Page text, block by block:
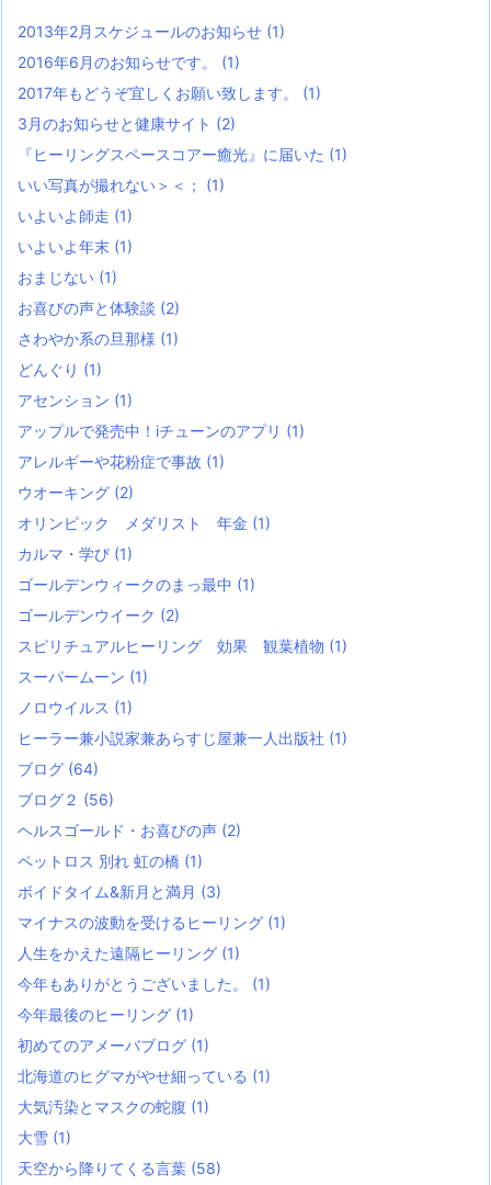
2013年2月スケジュールのお知らせ (1)
2016年6月のお知らせです。 (1)
2017年もどうぞ宜しくお願い致します。 (1)
3月のお知らせと健康サイト (2)
『ヒーリングスペースコアー癒光』に届いた (1)
いい写真が撮れない＞＜； (1)
いよいよ師走 (1)
いよいよ年末 (1)
おまじない (1)
お喜びの声と体験談 (2)
さわやか系の旦那様 (1)
どんぐり (1)
アセンション (1)
アップルで発売中！iチューンのアプリ (1)
アレルギーや花粉症で事故 (1)
ウオーキング (2)
オリンピック メダリスト 年金 (1)
カルマ・学び (1)
ゴールデンウィークのまっ最中 (1)
ゴールデンウイーク (2)
スピリチュアルヒーリング 効果 観葉植物 (1)
スーパームーン (1)
ノロウイルス (1)
ヒーラー兼小説家兼あらすじ屋兼一人出版社 (1)
ブログ (64)
ブログ２ (56)
ヘルスゴールド・お喜びの声 (2)
ペットロス 別れ 虹の橋 (1)
ボイドタイム&新月と満月 (3)
マイナスの波動を受けるヒーリング (1)
人生をかえた遠隔ヒーリング (1)
今年もありがとうございました。 (1)
今年最後のヒーリング (1)
初めてのアメーバブログ (1)
北海道のヒグマがやせ細っている (1)
大気汚染とマスクの蛇腹 (1)
大雪 (1)
天空から降りてくる言葉 (58)